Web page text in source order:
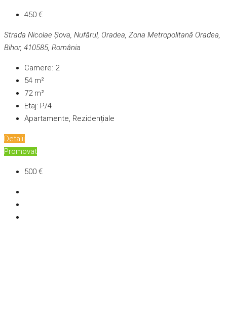
450 €
Strada Nicolae Șova, Nufărul, Oradea, Zona Metropolitană Oradea,
Bihor, 410585, România
Camere: 2
54 m²
72m²
Etaj: P/4
Apartamente, Rezidențiale
Detalii
Promovat
500 €